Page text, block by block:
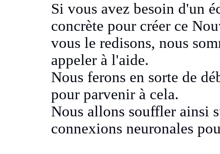
Si vous avez besoin d'un
concrète pour créer ce
vous le redisons, nous
appeler à l'aide.
Nous ferons en sorte de
pour parvenir à cela.
Nous allons souffler ainsi
connexionsneuronales